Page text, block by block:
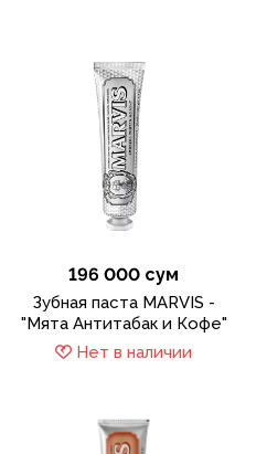
196 000 сум
Зубная паста MARVIS -
"Мята Антитабак и Кофе"
Нет в наличии